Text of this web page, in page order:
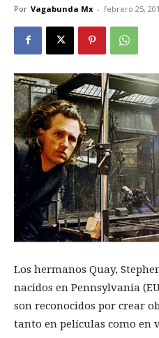
Por Vagabunda Mx - febrero 25,
Los hermanos Quay,
nacidos en Pennsylvania
son reconocidos por crear
tanto en películas como en